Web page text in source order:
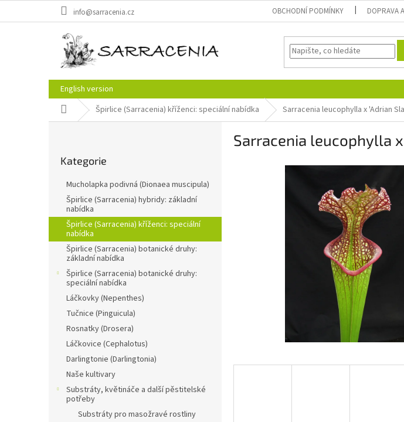
info@sarracenia.cz OBCHODNÍ PODMÍNKY DOPRAVA
English version
Domů Špirlice (Sarracenia) kříženci: speciální nabídka Sarracenia leucophylla x 'Adrian
n
p
kategorie
Kategorie
Mucholapka podivná (Dionaea muscipula)
Špirlice (Sarracenia) hybridy: základní
nabídka
Špirlice (Sarracenia) kříženci: speciální
nabídka
Špirlice (Sarracenia) botanické druhy:
základní nabídka
Špirlice (Sarracenia) botanické druhy:
speciální nabídka
Láčkovky (Nepenthes)
Tučnice (Pinguicula)
Rosnatky (Drosera)
Láčkovice (Cephalotus)
Darlingtonie (Darlingtonia)
Naše kultivary
Substráty, květináče a další pěstitelské
potřeby
Substráty pro masožravé rostliny
Sarracenia leucophylla